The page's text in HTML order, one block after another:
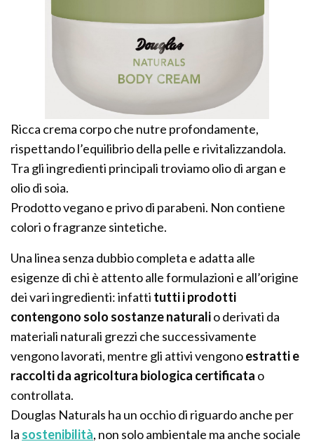
Ricca crema corpo che nutre profondamente,
rispettando l’equilibrio della pelle e rivitalizzandola.
Tra gli ingredienti principali troviamo olio di argan e
olio di soia.
Prodotto vegano e privo di parabeni. Non contiene
colori o fragranze sintetiche.
Una linea senza dubbio completa e adatta alle
esigenze di chi è attento alle formulazioni e all’origine
dei vari ingredienti: infatti tutti i prodotti
contengono solo sostanze naturalio derivati da
materiali naturali grezzi che successivamente
vengono lavorati, mentre gli attivi vengonoestratti e
raccolti da agricoltura biologica certificata o
controllata.
Douglas Naturals ha un occhio di riguardo anche per
la sostenibilità, non solo ambientale ma anche sociale